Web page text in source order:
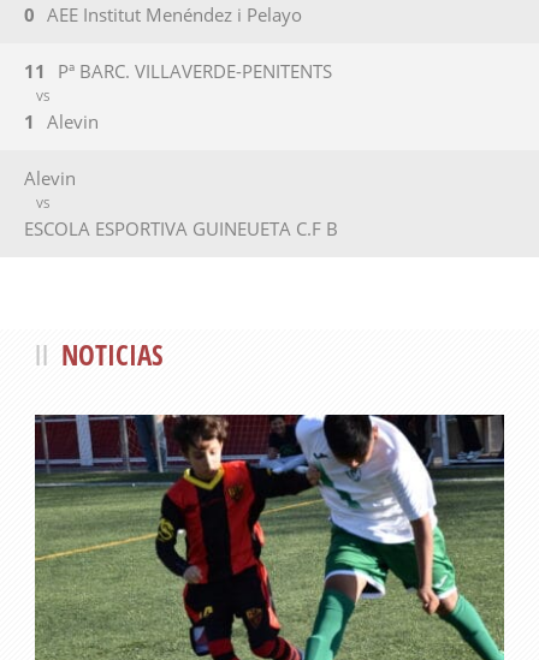
0 AEE Institut Menéndez i Pelayo
Pª BARC. VILLAVERDE-PENITENTS
11
VS
1 Alevin
Alevin
VS
ESCOLA ESPORTIVA GUINEUETA C.F B
NOTICIAS